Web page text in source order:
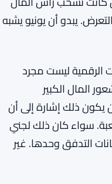
إيجابية، وهذا مهم. لكن
كانت تسحب رأس المال
يبدو أن يونيو يشبه